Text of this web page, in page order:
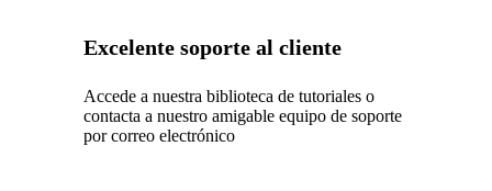
Excelente soporte al cliente
Accede a nuestra biblioteca de tutoriales o
contacta a nuestro amigable equipo de soporte
por correo electrónico